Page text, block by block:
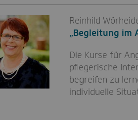
Reinhild
„Begleitung im
Die Kurse für
pflegerische
begreifen zu
individuelle